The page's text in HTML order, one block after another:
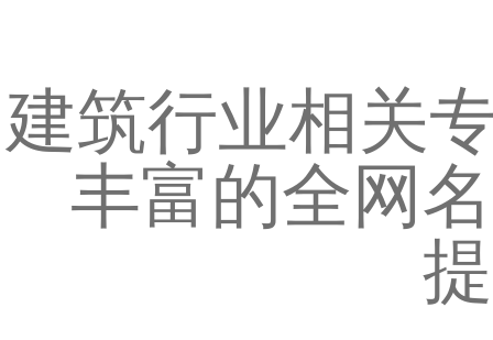
建筑行业相关
丰富的全网